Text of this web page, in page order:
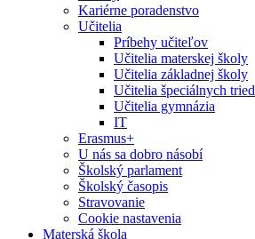
Kariérne poradenstvo
Učitelia
Príbehy učiteľov
Učitelia materskej školy
Učitelia základnej školy
Učitelia špeciálnych tried
Učitelia gymnázia
IT
Erasmus+
U nás sa dobro násobí
Školský parlament
Školský časopis
Stravovanie
Cookie nastavenia
Materská škola